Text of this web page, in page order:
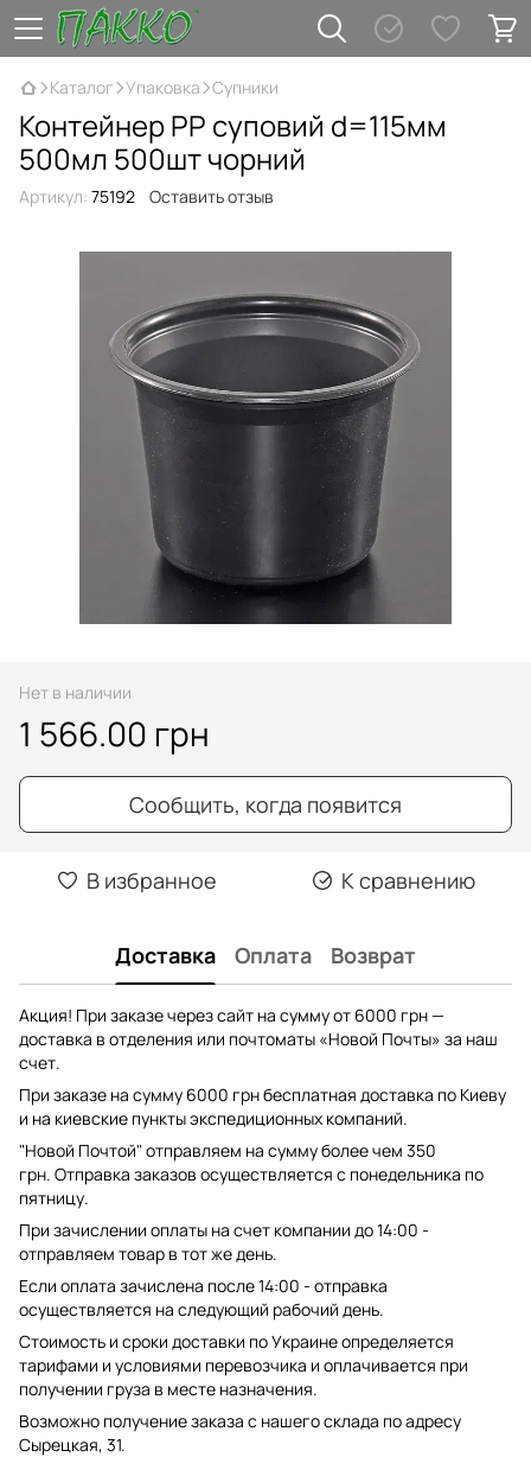
Каталог Упаковка Супники
Контейнер PP суповий d=115мм
500мл 500шт чорний
Артикул: 75192 Оставить отзыв
Нет в наличии
1 566.00 грн
Сообщить, когда появится
В избранное К сравнению
Доставка Оплата Возврат
Акция! При заказе через сайт на сумму от 6000 грн —
доставка в отделения или почтоматы «Новой Почты» за наш
счет.
При заказе на сумму 6000 грн бесплатная доставка по Киеву
и на киевские пункты экспедиционных компаний.
"Новой Почтой" отправляем на сумму более чем 350
грн. Отправка заказов осуществляется с понедельника по
пятницу.
При зачислении оплаты на счет компании до 14:00 -
отправляем товар в тот же день.
Если оплата зачислена после 14:00 - отправка
осуществляется на следующий рабочий день.
Стоимость и сроки доставки по Украине определяется
тарифами и условиями перевозчика и оплачивается при
получении груза в месте назначения.
Возможно получение заказа с нашего склада по адресу
Сырецкая, 31.